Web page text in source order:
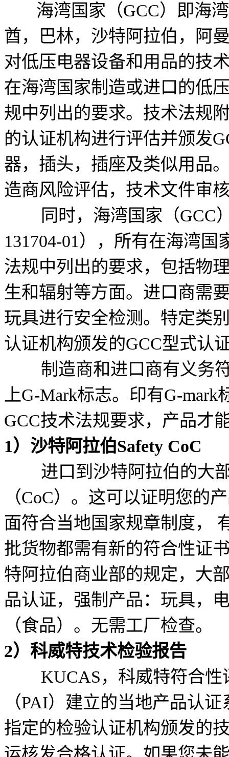
海湾国家（GCC）即海湾
酋，巴林，沙特阿拉伯，阿
对低压电器设备和用品的技
在海湾国家制造或进口的低
规中列出的要求。技术法规
的认证机构进行评估并颁发
器，插头，插座及类似用品
造商风险评估，技术文件审
同时，海湾国家（GCC）
131704-01），所有在海湾
法规中列出的要求，包括物
生和辐射等方面。进口商需
玩具进行安全检测。特定类
认证机构颁发的GCC型式认
制造商和进口商有义务符
上G-Mark标志。印有G-
GCC技术法规要求，产品才
1）沙特阿拉伯Safety CoC
进口到沙特阿拉伯的大部
（CoC）。这可以证明您的
面符合当地国家规章制度，
批货物都需有新的符合性证
特阿拉伯商业部的规定，大
品认证，强制产品：玩具，
（食品）。无需工厂检查。
2）科威特技术检验报告
KUCAS，科威特符合性
（PAI）建立的当地产品认
指定的检验认证机构颁发的